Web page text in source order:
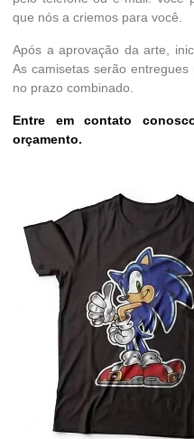
que nós a criemos para você.
Após a aprovação da arte,
As camisetas serão
no prazo combinado.
Entre em contato
orçamento.